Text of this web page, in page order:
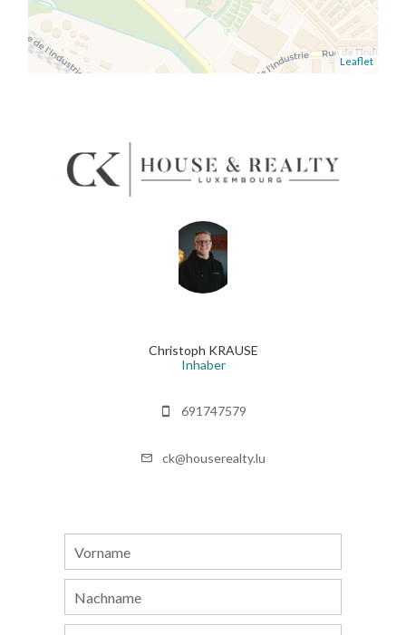
Leaflet
Christoph KRAUSE
Inhaber
691747579
ck@houserealty.lu